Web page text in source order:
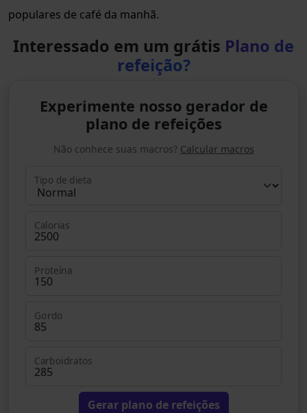
populares de café da manhã.
Interessado em um grátis Plano de
refeição?
Experimente nosso gerador de
plano de refeições
Não conhece suas macros? Calcular macros
Tipo de dieta
Calorias
Proteína
Gordo
Carboidratos
Gerar plano de refeições